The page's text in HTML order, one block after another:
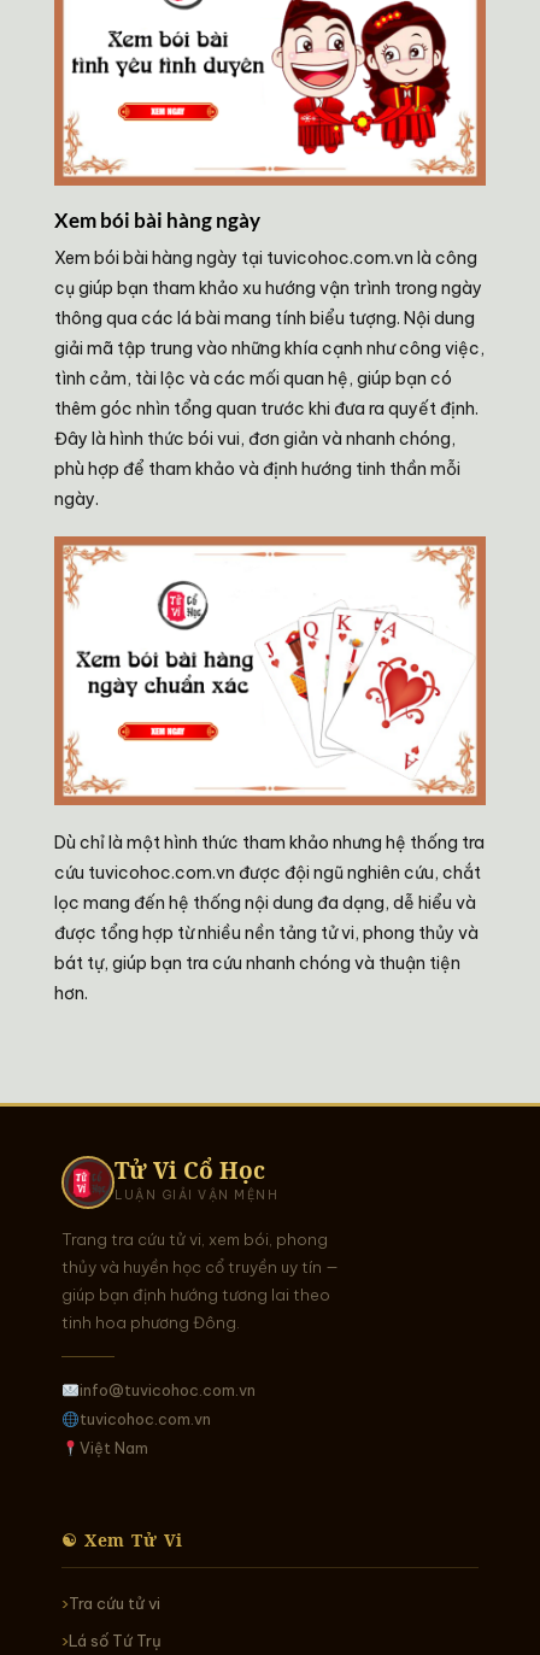
Xem bói bài hàng ngày
Xem bói bài hàng ngày tại tuvicohoc.com.vn là công
cụ giúp bạn tham khảo xu hướng vận trình trong ngày
thông qua các lá bài mang tính biểu tượng. Nội dung
giải mã tập trung vào những khía cạnh như công việc,
tình cảm, tài lộc và các mối quan hệ, giúp bạn có
thêm góc nhìn tổng quan trước khi đưa ra quyết định.
Đây là hình thức bói vui, đơn giản và nhanh chóng,
phù hợp để tham khảo và định hướng tinh thần mỗi
ngày.
Dù chỉ là một hình thức tham khảo nhưng hệ thống tra
cứu tuvicohoc.com.vn được đội ngũ nghiên cứu, chắt
lọc mang đến hệ thống nội dung đa dạng, dễ hiểu và
được tổng hợp từ nhiều nền tảng tử vi, phong thủy và
bát tự, giúp bạn tra cứu nhanh chóng và thuận tiện
hơn.
Tử Vi Cổ Học
LUẬN GIẢI VẬN MỆNH
Trang tra cứu tử vi, xem bói, phong
thủy và huyền học cổ truyền uy tín —
giúp bạn định hướng tương lai theo
tinh hoa phương Đông.
info@tuvicohoc.com.vn
tuvicohoc.com.vn
Việt Nam
☯ Xem Tử Vi
Tra cứu tử vi
Lá số Tứ Trụ